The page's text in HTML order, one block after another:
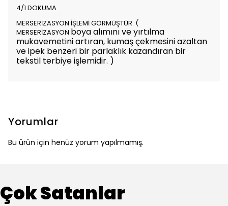
4/1 DOKUMA
MERSERİZASYON İŞLEMİ GÖRMÜŞTÜR. (
MERSERİZASYON boya alımını ve yırtılma
mukavemetini artıran, kumaş çekmesini azaltan
ve ipek benzeri bir parlaklık kazandıran bir
tekstil terbiye işlemidir. )
Yorumlar
Bu ürün için henüz yorum yapılmamış.
Çok Satanlar